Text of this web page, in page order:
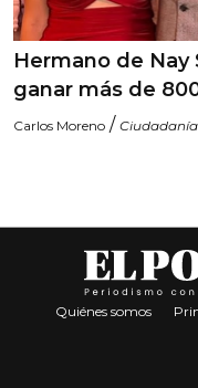
Hermano de Nay
ganar más de
Carlos Moreno /
Quiénes somos